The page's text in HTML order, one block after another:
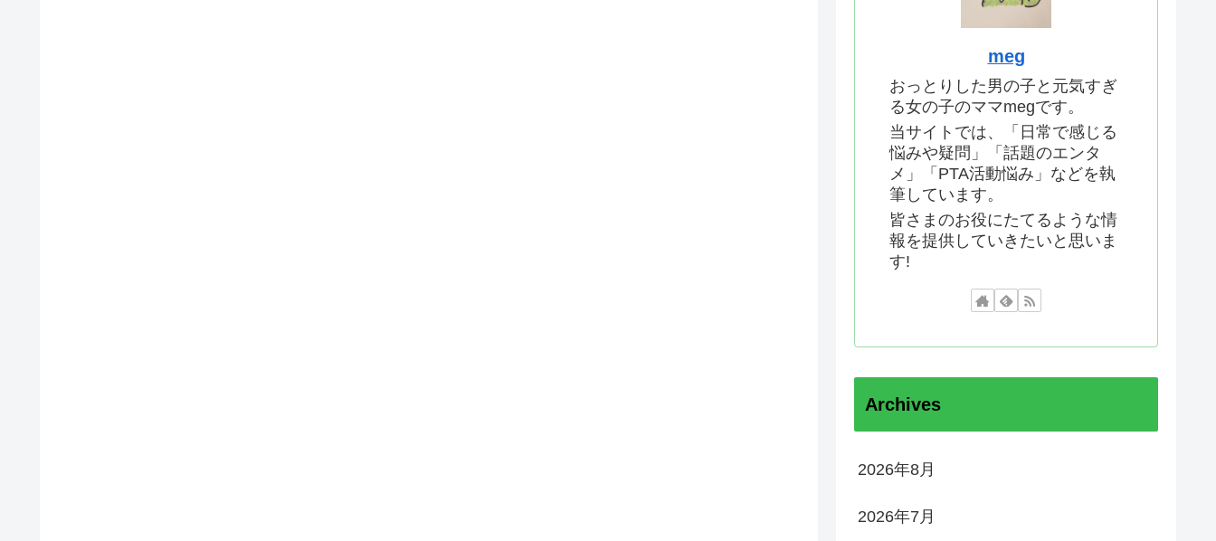
meg
おっとりした男の子と元気すぎ
る女の子のママmegです。
当サイトでは、「日常で感じる
悩みや疑問」「話題のエンタ
メ」「PTA活動悩み」などを執
筆しています。
皆さまのお役にたてるような情
報を提供していきたいと思いま
す!
Archives
2026年8月
2026年7月